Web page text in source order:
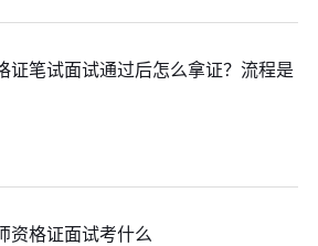
证笔试面试通过后怎么拿证？流程是
资格证面试考什么